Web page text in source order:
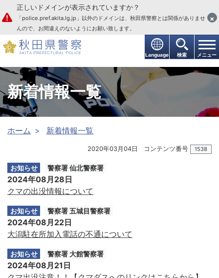
本文へ
Language 検索 メニュー
正しいドメインが表示されていますか？
「police.pref.akita.lg.jp」以外のドメインは、秋田県警察とは関係がありませ
んので、お間違えのないようにお願い致します。
×
新着情報一覧
ホーム 新着情報一覧
2020年03月04日 コンテンツ番号 1538
お知らせ 警察署 仙北警察署
2024年08月28日
クマの出没情報について
お知らせ 警察署 五城目警察署
2024年08月22日
大潟駐在所加入電話の不通について
お知らせ 警察署 大館警察署
2024年08月21日